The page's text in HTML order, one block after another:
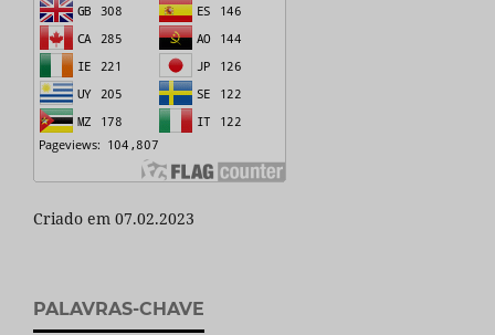
Criado em 07.02.2023
PALAVRAS-CHAVE